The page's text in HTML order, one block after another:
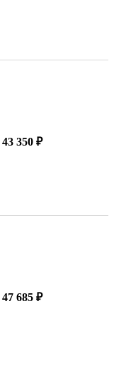
43 350 ₽
47 685 ₽